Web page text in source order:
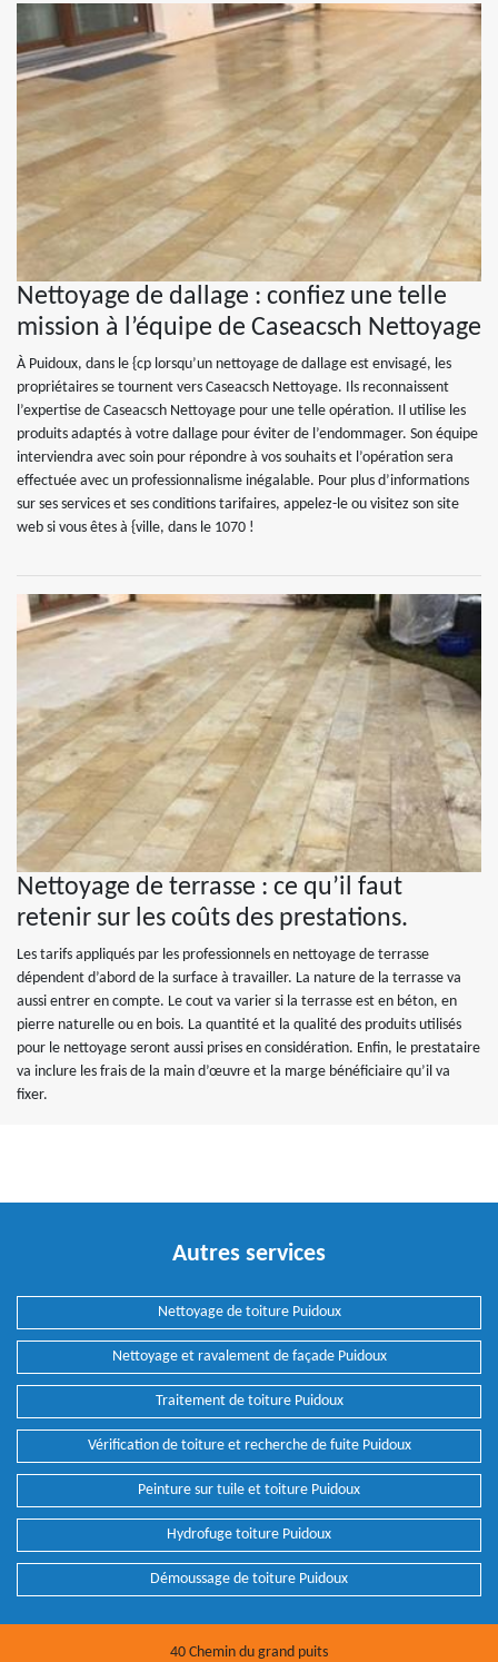
Nettoyage de dallage : confiez une telle
mission à l’équipe de Caseacsch Nettoyage
À Puidoux, dans le {cp lorsqu’un nettoyage de dallage est envisagé, les
propriétaires se tournent vers Caseacsch Nettoyage. Ils reconnaissent
l’expertise de Caseacsch Nettoyage pour une telle opération. Il utilise les
produits adaptés à votre dallage pour éviter de l’endommager. Son équipe
interviendra avec soin pour répondre à vos souhaits et l’opération sera
effectuée avec un professionnalisme inégalable. Pour plus d’informations
sur ses services et ses conditions tarifaires, appelez-le ou visitez son site
web si vous êtes à {ville, dans le 1070 !
Nettoyage de terrasse : ce qu’il faut
retenir sur les coûts des prestations.
Les tarifs appliqués par les professionnels en nettoyage de terrasse
dépendent d’abord de la surface à travailler. La nature de la terrasse va
aussi entrer en compte. Le cout va varier si la terrasse est en béton, en
pierre naturelle ou en bois. La quantité et la qualité des produits utilisés
pour le nettoyage seront aussi prises en considération. Enfin, le prestataire
va inclure les frais de la main d’œuvre et la marge bénéficiaire qu’il va
fixer.
Autres services
Nettoyage de toiture Puidoux
Nettoyage et ravalement de façade Puidoux
Traitement de toiture Puidoux
Vérification de toiture et recherche de fuite Puidoux
Peinture sur tuile et toiture Puidoux
Hydrofuge toiture Puidoux
Démoussage de toiture Puidoux
40 Chemin du grand puits